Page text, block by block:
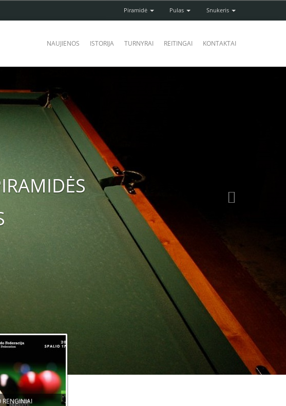
Piramidė Pulas Snukeris
NAUJIENOS ISTORIJA TURNYRAI REITINGAI KONTAKTAI
PIRAMIDĖS
RENGINIAI